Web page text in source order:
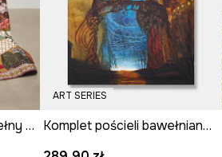
są pełne detali,
symboli, zachęcają do
w głąb siebie.
Komplet pościeli z bawełny satynowej z kolekcji Ilona Tambor x Medicine
ART SERIES
Komplet pościeli bawełnianej z kolekcji Zdzisław Beksiński x Medicine